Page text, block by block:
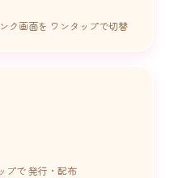
ク画面を ワンタップで切替
プで 発行・配布